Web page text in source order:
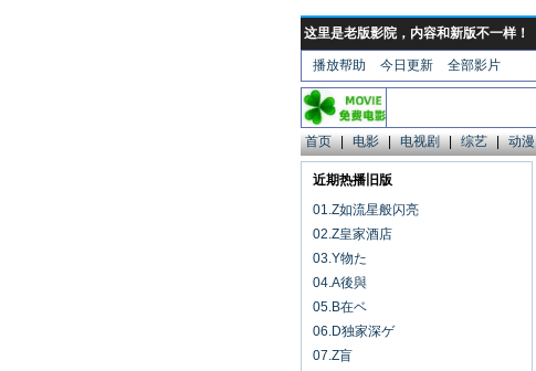
这里是老版影院，内容和新版不一样！
播放帮助 今日更新 全部影片
首页 | 电影 | 电视剧 | 综艺 | 动漫
近期热播旧版
01.Z如流星般闪亮
02.Z皇家酒店
03.Y物た
04.A後與
05.B在ベ
06.D独家深ゲ
07.Z盲